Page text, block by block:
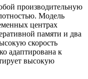
производительную
Модель
центрах
памяти и два
скорость
адаптирована к
высокую